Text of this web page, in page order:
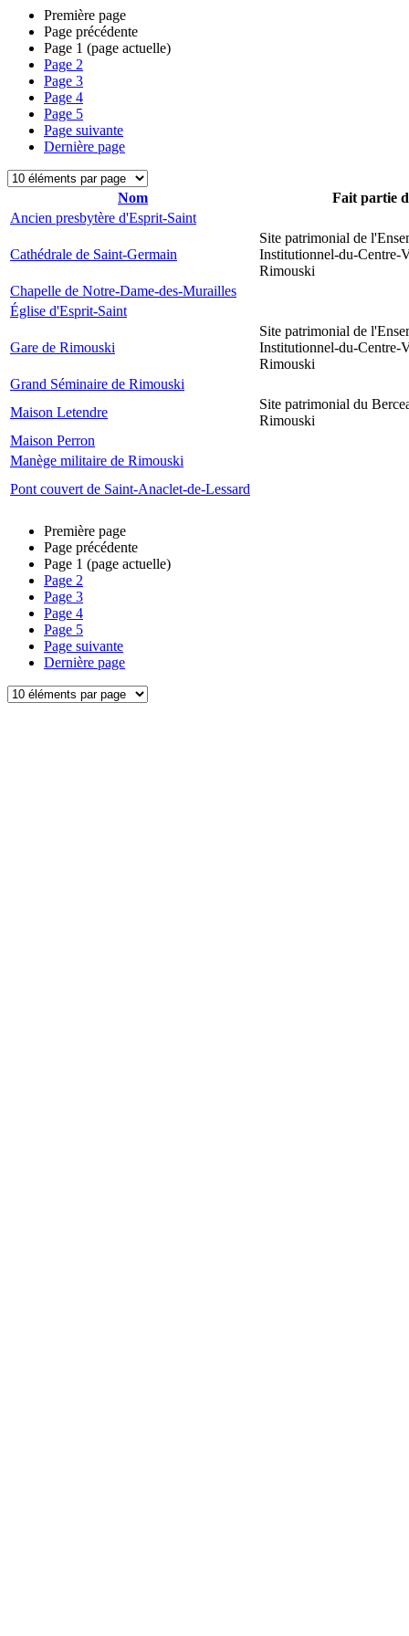
Première page
Page précédente
Page 1 (page actuelle)
Page 2
Page 3
Page 4
Page 5
Page suivante
Dernière page
Nom
Fait partie
Ancien presbytère d'Esprit-Saint
Cathédrale de Saint-Germain
Site patrimonial de
Institutionnel-du-Centre-
Rimouski
Chapelle de Notre-Dame-des-Murailles
Église d'Esprit-Saint
Gare de Rimouski
Site patrimonial de
Institutionnel-du-Centre-
Rimouski
Grand Séminaire de Rimouski
Maison Letendre
Site patrimonial du
Rimouski
Maison Perron
Manège militaire de Rimouski
Pont couvert de Saint-Anaclet-de-Lessard
Première page
Page précédente
Page 1 (page actuelle)
Page 2
Page 3
Page 4
Page 5
Page suivante
Dernière page